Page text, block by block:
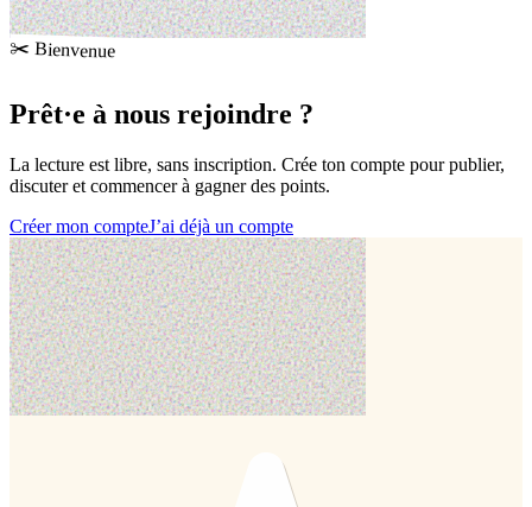
✂️ Bienvenue
Prêt·e à nous rejoindre ?
La lecture est libre, sans inscription. Crée ton compte pour publier,
discuter et commencer à gagner des points.
Créer mon compteJ’ai déjà un compte